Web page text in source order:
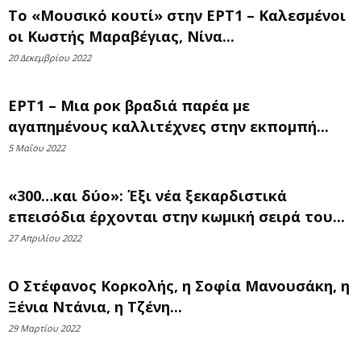
Το «Μουσικό κουτί» στην ΕΡΤ1 – Καλεσμένοι
οι Κωστής Μαραβέγιας, Νίνα...
20 Δεκεμβρίου 2022
ΕΡΤ1 – Μια ροκ βραδιά παρέα με
αγαπημένους καλλιτέχνες στην εκπομπή...
5 Μαΐου 2022
«300…και δύο»: Έξι νέα ξεκαρδιστικά
επεισόδια έρχονται στην κωμική σειρά του...
27 Απριλίου 2022
Ο Στέφανος Κορκολής, η Σοφία Μανουσάκη, η
Ξένια Ντάνια, η Τζένη...
29 Μαρτίου 2022